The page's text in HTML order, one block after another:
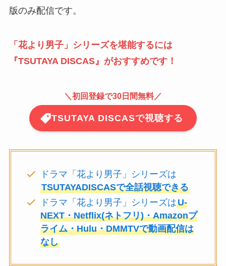
版のみ配信です。
「 花より男子」 シリーズを堪能するには
『TSUTAYA DISCAS』がおすすめです！
＼ 初回登録で30日間無料／
TSUTAYA DISCASで視聴する
ドラマ「花より男子」シリーズは
TSUTAYADISCASで全話視聴できる
ドラマ「花より男子」シリーズはU-
NEXT・Netflix(ネトフリ)・Amazonプ
ライム・Hulu・DMMTVで動画配信は
なし